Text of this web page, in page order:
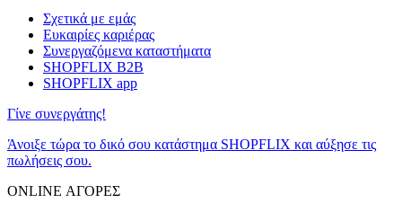
Σχετικά με εμάς
Ευκαιρίες καριέρας
Συνεργαζόμενα καταστήματα
SHOPFLIX B2B
SHOPFLIX app
Γίνε συνεργάτης!
Άνοιξε τώρα το δικό σου κατάστημα SHOPFLIX και αύξησε τις
πωλήσεις σου.
ONLINE ΑΓΟΡΕΣ